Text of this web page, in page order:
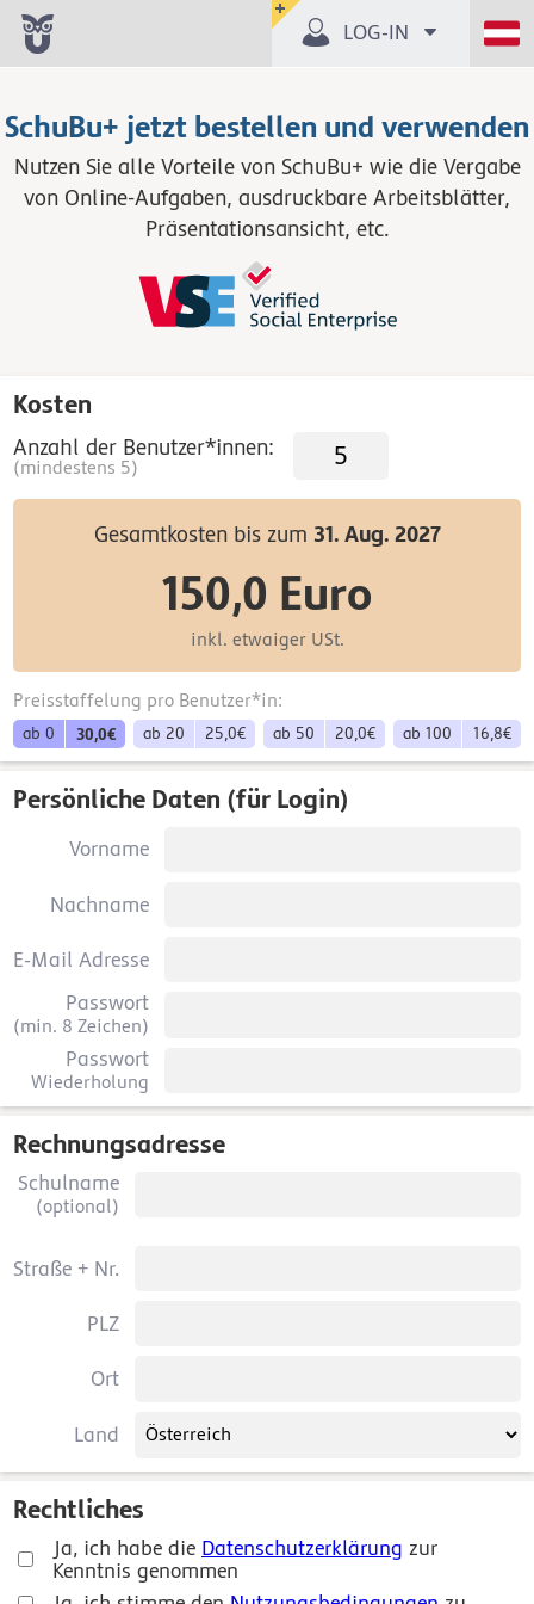
LOG-IN
SchuBu+ jetzt bestellen und verwenden
Nutzen Sie alle Vorteile von SchuBu+ wie die Vergabe
von Online-Aufgaben, ausdruckbare Arbeitsblätter,
Präsentationsansicht, etc.
Kosten
Anzahl der Benutzer*innen:
(mindestens 5)
Gesamtkosten bis zum 31. Aug. 2027
150,0 Euro
inkl. etwaiger USt.
Preisstaffelung pro Benutzer*in:
ab 0 30,0€ ab 20 25,0€ ab 50 20,0€ ab 100 16,8€
Persönliche Daten (für Login)
Vorname
Nachname
E-Mail Adresse
Passwort
(min. 8 Zeichen)
Passwort
Wiederholung
Rechnungsadresse
Schulname
(optional)
Straße + Nr.
PLZ
Ort
Land
Rechtliches
Ja, ich habe die Datenschutzerklärung zur
Kenntnis genommen